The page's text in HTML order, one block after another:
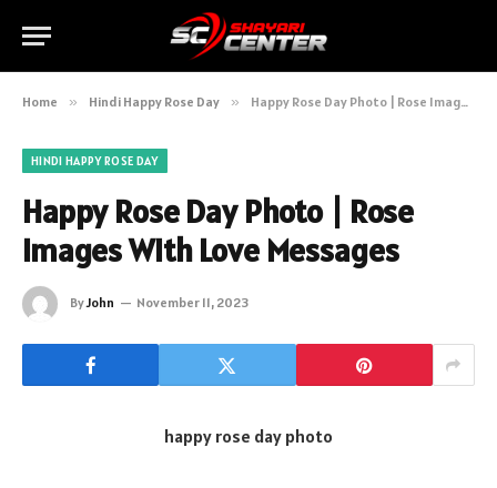
Home » Hindi Happy Rose Day » Happy Rose Day Photo | Rose Images With Love Messages
HINDI HAPPY ROSE DAY
Happy Rose Day Photo | Rose
Images With Love Messages
ByJohn November 11, 2023
happy rose day photo